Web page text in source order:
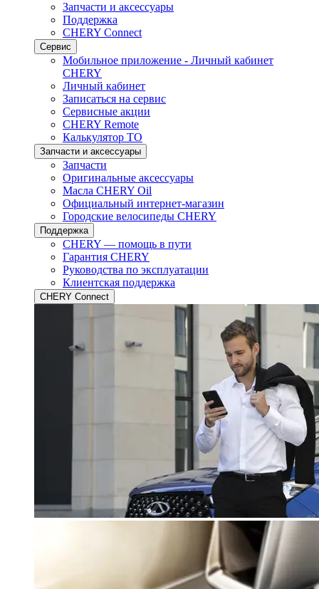
Запчасти и аксессуары
Поддержка
CHERY Connect
Сервис
Мобильное приложение - Личный кабинет
CHERY
Личный кабинет
Записаться на сервис
Сервисные акции
CHERY Remote
Калькулятор ТО
Запчасти и аксессуары
Запчасти
Оригинальные аксессуары
Масла CHERY Oil
Официальный интернет-магазин
Городские велосипеды CHERY
Поддержка
CHERY — помощь в пути
Гарантия CHERY
Руководства по эксплуатации
Клиентская поддержка
CHERY Connect